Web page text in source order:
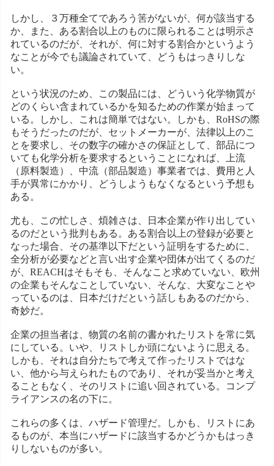
しかし、３万種全てであろう筈がないが、何が該当する
か、また、ある割合以上のものに限られることは明示さ
れているのだが、それが、何に対する割合かというよう
なことが今でも議論されていて、どうもはっきりしな
い。
という状況のため、この製品には、どういう化学物質が
どのくらい含まれているかを知るための作業が始まって
いる。しかし、これは簡単ではない。しかも、RoHSの際
もそうだったのだが、セットメーカーが、法律以上のこ
とを要求し、その数字の確かさの保証として、部品につ
いても化学分析を要求するということになれば、上流
（原料製造）、中流（部品製造）事業者では、費用と人
手が異常にかかり、どうしようもなくなるという予想も
ある。
尤も、この忙しさ、煩雑さは、日本企業が作り出してい
るのだという批判もある。ある割合以上の登録が必要と
なった場合、その基準以下だという証明をするために、
全分析が必要などと言い出す企業や団体が出てくるのだ
が、REACHはそもそも、そんなこと求めていない、欧州
の企業もそんなことしていない、そんな、大変なことや
っているのは、日本だけだという話しもあるのだから、
奇妙だ。
企業の担当者は、物質の名前の書かれたリストを常に気
にしている。いや、リストしか頭にないように思える。
しかも、それは自分たちで考えて作ったリストではな
い、他から与えられたものであり、それが妥当かと考え
ることもなく、そのリストに追い回されている。コンプ
ライアンスの名の下に。
これらの多くは、ハザード管理だ。しかも、リストにあ
るものが、本当にハザードに該当するかどうかもはっき
りしないものが多い。